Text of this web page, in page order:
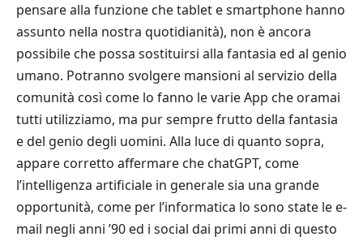
pensare alla funzione che tablet e smartphone hanno
assunto nella nostra quotidianità), non è ancora
possibile che possa sostituirsi alla fantasia ed al genio
umano. Potranno svolgere mansioni al servizio della
comunità così come lo fanno le varie App che oramai
tutti utilizziamo, ma pur sempre frutto della fantasia
e del genio degli uomini. Alla luce di quanto sopra,
appare corretto affermare che chatGPT, come
l’intelligenza artificiale in generale sia una grande
opportunità, come per l’informatica lo sono state le e-
mail negli anni ’90 ed i social dai primi anni di questo